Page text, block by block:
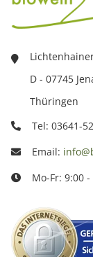
D - 07745
Thüringen
Tel: 03641-
Email:
Mo-Fr: 9:00